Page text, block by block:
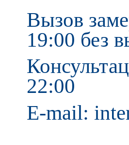
Вызов
19:00 без
22:00
E-mail: